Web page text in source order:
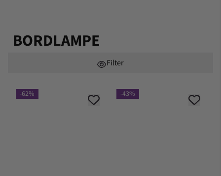
BORDLAMPE
Filter
-62% -43%